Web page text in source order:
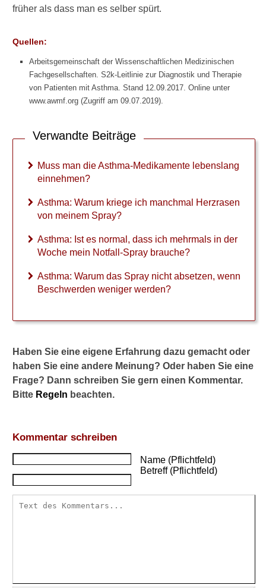
früher als dass man es selber spürt.
Quellen:
Arbeitsgemeinschaft der Wissenschaftlichen Medizinischen
Fachgesellschaften. S2k-Leitlinie zur Diagnostik und Therapie
von Patienten mit Asthma. Stand 12.09.2017. Online unter
www.awmf.org (Zugriff am 09.07.2019).
Verwandte Beiträge
Muss man die Asthma-Medikamente lebenslang
einnehmen?
Asthma: Warum kriege ich manchmal Herzrasen
von meinem Spray?
Asthma: Ist es normal, dass ich mehrmals in der
Woche mein Notfall-Spray brauche?
Asthma: Warum das Spray nicht absetzen, wenn
Beschwerden weniger werden?
Haben Sie eine eigene Erfahrung dazu gemacht oder
haben Sie eine andere Meinung? Oder haben Sie eine
Frage? Dann schreiben Sie gern einen Kommentar.
Bitte Regeln beachten.
Kommentar schreiben
Name (Pflichtfeld)
Betreff (Pflichtfeld)
Diagnostik
&
Laborwerte
►
Gesundheitsthemen